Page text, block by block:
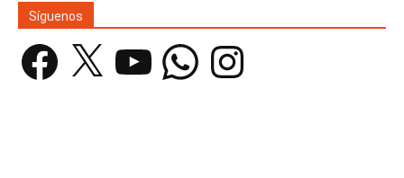
Síguenos
Facebook YouTube WhatsAppInstagram